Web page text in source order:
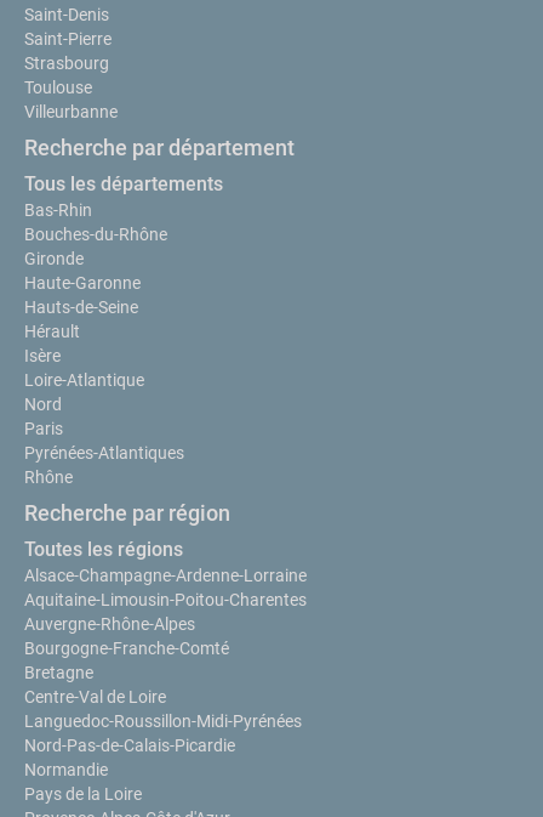
Saint-Denis
Saint-Pierre
Strasbourg
Toulouse
Villeurbanne
Recherche par département
Tous les départements
Bas-Rhin
Bouches-du-Rhône
Gironde
Haute-Garonne
Hauts-de-Seine
Hérault
Isère
Loire-Atlantique
Nord
Paris
Pyrénées-Atlantiques
Rhône
Recherche par région
Toutes les régions
Alsace-Champagne-Ardenne-Lorraine
Aquitaine-Limousin-Poitou-Charentes
Auvergne-Rhône-Alpes
Bourgogne-Franche-Comté
Bretagne
Centre-Val de Loire
Languedoc-Roussillon-Midi-Pyrénées
Nord-Pas-de-Calais-Picardie
Normandie
Pays de la Loire